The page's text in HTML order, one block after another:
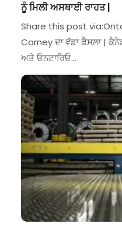
ਨੂੰ ਮਿਲੀ ਅਸਥਾਈ ਰਾਹਤ |
Share this post
Carney ਦਾ ਵੱਡਾ ਫੈਸਲਾ |
ਅਤੇ ਓਨਟਾਰਿਓ…